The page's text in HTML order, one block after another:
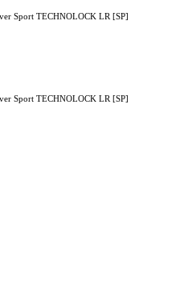
Sport TECHNOLOCK LR [SP]
Sport TECHNOLOCK LR [SP]